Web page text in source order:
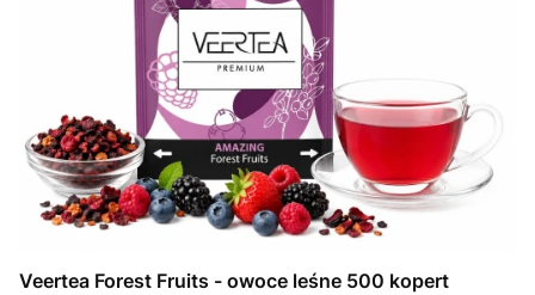
Veertea Forest Fruits - owoce leśne 500 kopert